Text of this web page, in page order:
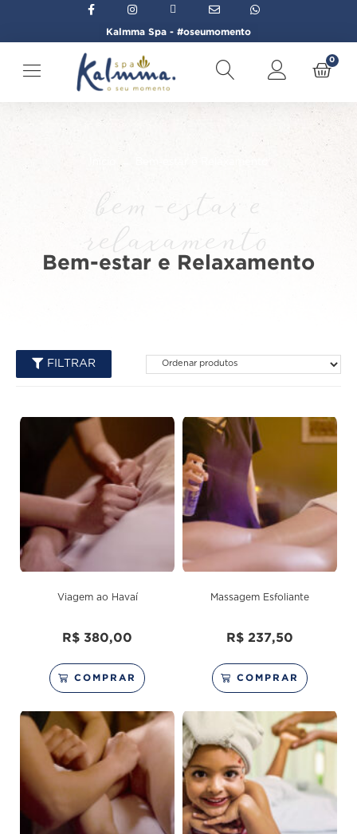
Kalmma Spa - #oseumomento
0
bem-estar e
relaxamento
Bem-estar e Relaxamento
FILTRAR
Viagem ao Havaí
R$ 380,00
COMPRAR
Massagem Esfoliante
R$ 237,50
COMPRAR